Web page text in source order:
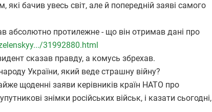
бачив увесь світ, але й попередній заяві самого
абсолютно протилежне - що він отримав дані про
31992880.html
сказав правду, а комусь збрехав.
України, який веде страшну війну?
щоденні заяви керівників країн НАТО про
знімки російських військ, і казати сьогодні,